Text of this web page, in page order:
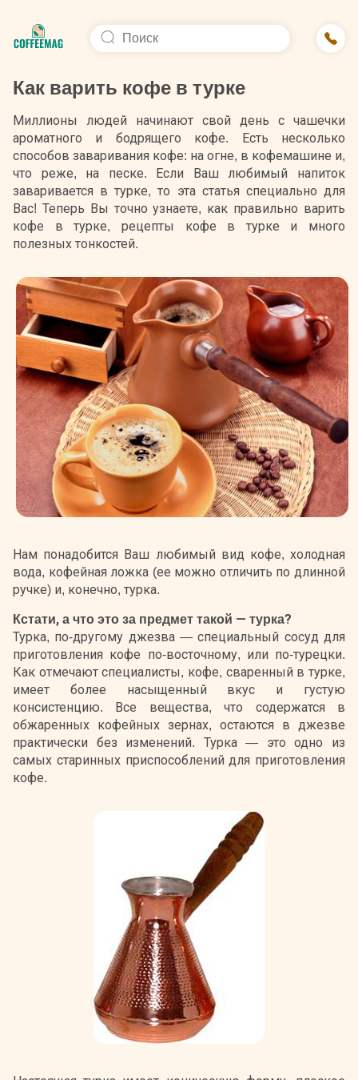
Как варить кофе в турке
Миллионы людей начинают свой день с чашечки
ароматного и бодрящего кофе. Есть несколько
способов заваривания кофе: на огне, в кофемашине и,
что реже, на песке. Если Ваш любимый напиток
заваривается в турке, то эта статья специально для
Вас! Теперь Вы точно узнаете, как правильно варить
кофе в турке, рецепты кофе в турке и много
полезных тонкостей.
Нам понадобится Ваш любимый вид кофе, холодная
вода, кофейная ложка (ее можно отличить по длинной
ручке) и, конечно, турка.
Кстати, а что это за предмет такой — турка?
Турка, по-другому джезва — специальный сосуд для
приготовления кофе по-восточному, или по-турецки.
Как отмечают специалисты, кофе, сваренный в турке,
имеет более насыщенный вкус и густую
консистенцию. Все вещества, что содержатся в
обжаренных кофейных зернах, остаются в джезве
практически без изменений. Турка — это одно из
самых старинных приспособлений для приготовления
кофе.